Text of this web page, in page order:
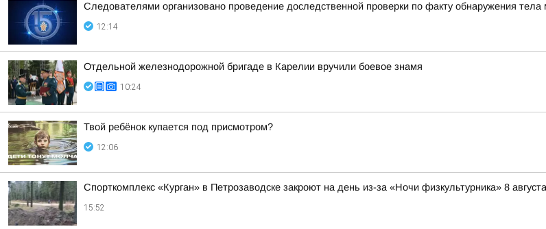
Следователями организовано проведение доследственной проверки по факту обнаружения
12:14
Отдельной железнодорожной бригаде в Карелии вручили боевое знамя
10:24
Твой ребёнок купается под присмотром?
12:06
Спорткомплекс «Курган» в Петрозаводске закроют на день из-за «Ночи физкультурника» 8 августа
15:52